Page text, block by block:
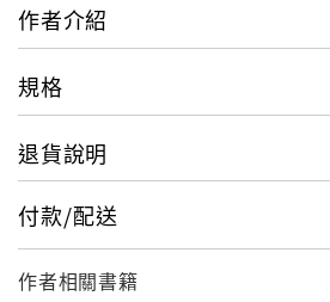
作者介紹
規格
退貨說明
付款/配送
作者相關書籍